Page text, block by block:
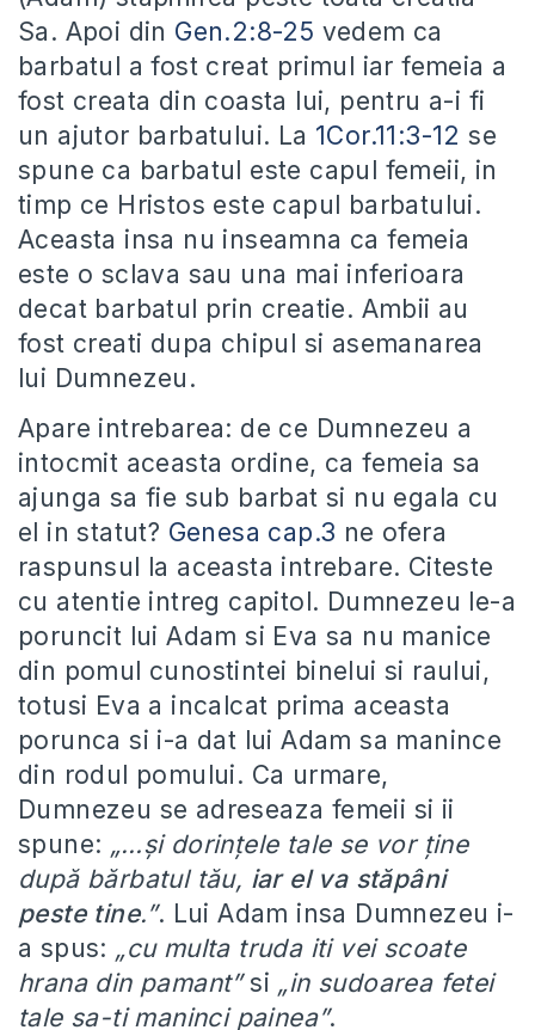
Sa. Apoi din Gen.2:8-25 vedem ca
barbatul a fost creat primul iar femeia a
fost creata din coasta lui, pentru a-i fi
un ajutor barbatului. La 1Cor.11:3-12 se
spune ca barbatul este capul femeii, in
timp ce Hristos este capul barbatului.
Aceasta insa nu inseamna ca femeia
este o sclava sau una mai inferioara
decat barbatul prin creatie. Ambii au
fost creati dupa chipul si asemanarea
lui Dumnezeu.
Apare intrebarea: de ce Dumnezeu a
intocmit aceasta ordine, ca femeia sa
ajunga sa fie sub barbat si nu egala cu
el in statut? Genesa cap.3 ne ofera
raspunsul la aceasta intrebare. Citeste
cu atentie intreg capitol. Dumnezeu le-a
poruncit lui Adam si Eva sa nu manice
din pomul cunostintei binelui si raului,
totusi Eva a incalcat prima aceasta
porunca si i-a dat lui Adam sa manince
din rodul pomului. Ca urmare,
Dumnezeu se adreseaza femeii si ii
spune: „…şi dorinţele tale se vor ţine
după bărbatul tău, iar el va stăpâni
peste tine.”. Lui Adam insa Dumnezeu i-
a spus: „cu multa truda iti vei scoate
hrana din pamant”si „in sudoarea fetei
tale sa-ti maninci painea”.